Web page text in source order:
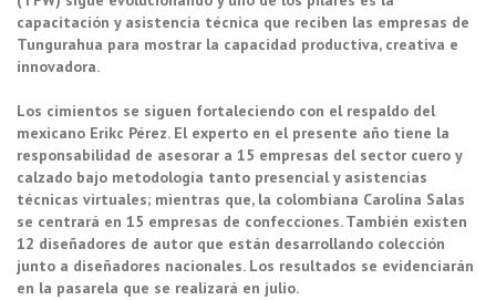
capacitación y asistencia técnica que reciben las empresas de
Tungurahua para mostrar la capacidad productiva, creativa e
innovadora.
Los cimientos se siguen fortaleciendo con el respaldo del
mexicano Erikc Pérez. El experto en el presente año tiene la
responsabilidad de asesorar a 15 empresas del sector cuero y
calzado bajo metodología tanto presencial y asistencias
técnicas virtuales; mientras que, la colombiana Carolina Salas
se centrará en 15 empresas de confecciones. También existen
12 diseñadores de autor que están desarrollando colección
junto a diseñadores nacionales. Los resultados se evidenciarán
en la pasarela que se realizará en julio.